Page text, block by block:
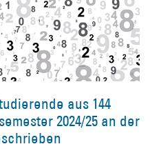
aus 144
2024/25 an der